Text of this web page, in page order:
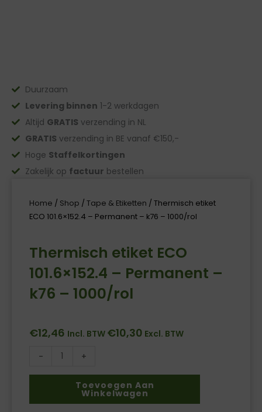
Duurzaam
Levering binnen 1-2 werkdagen
Altijd GRATIS verzending in NL
GRATIS verzending in BE vanaf €150,-
Hoge Staffelkortingen
Zakelijk op factuur bestellen
Home / Shop / Tape & Etiketten / Thermisch etiket
ECO 101.6×152.4 – Permanent – k76 – 1000/rol
Thermisch etiket ECO
101.6×152.4 – Permanent –
k76 – 1000/rol
€12,46 Incl. BTW €10,30 Excl. BTW
-
+
Toevoegen Aan
Winkelwagen